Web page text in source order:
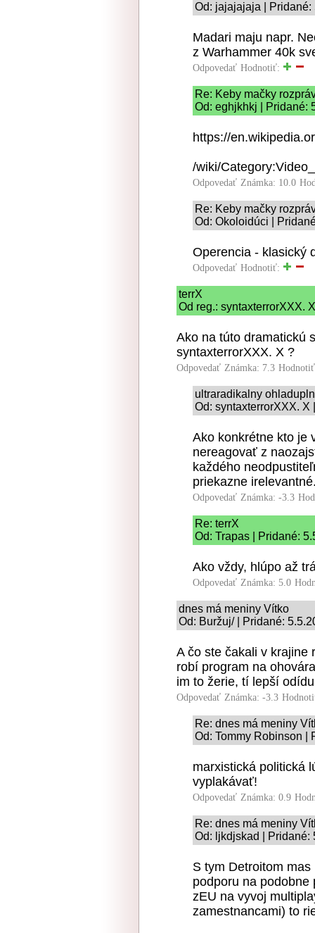
Od: jajajajaja | Pridané:
Madari maju napr.
z Warhammer 40k
Odpovedať Hodnotiť:
Re: Keby mačky
Od: eghjkhkj | Pridané:
https://
/wiki/
Odpovedať Známka: 10.0
Re: Keby mačky
Od: Okoloidúci |
Operencia - klasický
Odpovedať Hodnotiť:
terrX
Od reg.: syntaxterrorXXX.
Ako na túto dramatickú
syntaxterrorXXX. X ?
Odpovedať Známka: 7.3
ultraradikalny
Od: syntaxterrorXXX. X
Ako konkrétne kto je
nereagovať z
každého
priekazne
Odpovedať Známka: -3.3
Re: terrX
Od: Trapas | Pridané:
Ako vždy, hlúpo až
Odpovedať Známka: 5.0
dnes má meniny Vítko
Od: Buržuj/ | Pridané:
A čo ste čakali v krajine
robí program na
im to žerie, tí lepší
Odpovedať Známka: -3.3
Re: dnes má meniny
Od: Tommy Robinson |
marxistická politická
vyplakávať!
Odpovedať Známka: 0.9
Re: dnes má meniny
Od: ljkdjskad | Pridané:
S tym Detroitom
podporu na podobne
zEU na vyvoj
zamestnancami) to